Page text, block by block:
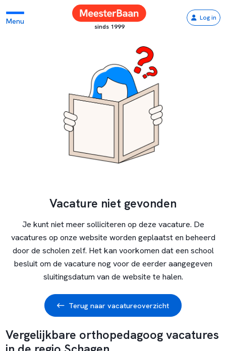
Menu
sinds 1999
Log in
Vacature niet gevonden
Je kunt niet meer solliciteren op deze vacature. De
vacatures op onze website worden geplaatst en beheerd
door de scholen zelf. Het kan voorkomen dat een school
besluit om de vacature nog voor de eerder aangegeven
sluitingsdatum van de website te halen.
Terug naar vacatureoverzicht
Vergelijkbare orthopedagoog vacatures